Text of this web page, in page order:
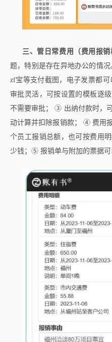
三、管日常费用（费用报
题，特别是存在异地办公的情
zf宝等支付截图，电子发票都
审批灵活，可按设置的模板逐
不需要审批； ③ 出纳付款时，
动计算并扣除报销款； ④ 费用
个员工报销总额，也可按费用
少钱；⑤ 报销单与附加的票据可